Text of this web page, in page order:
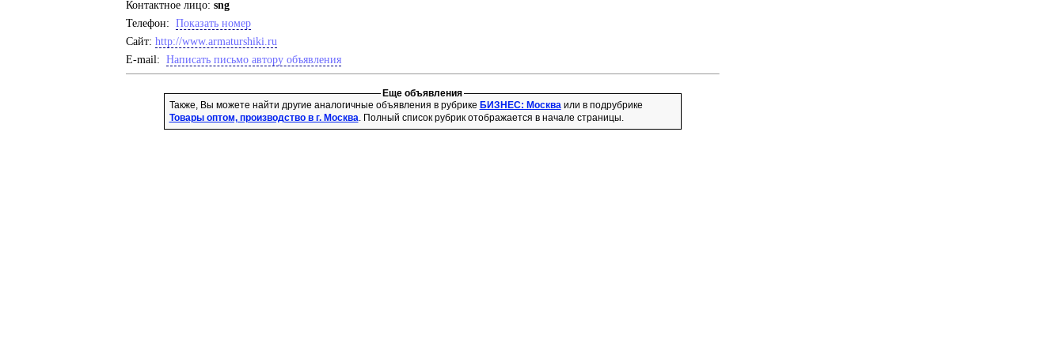
Контактное лицо: sng
Телефон: Показать номер
Cайт: http://www.armaturshiki.ru
E-mail: Написать письмо автору объявления
Еще объявления
Также, Вы можете найти другие аналогичные объявления в рубрике БИЗНЕС: Москваили в подрубрике
Товары оптом, производство в г. Москва. Полный список рубрик отображается в начале страницы.